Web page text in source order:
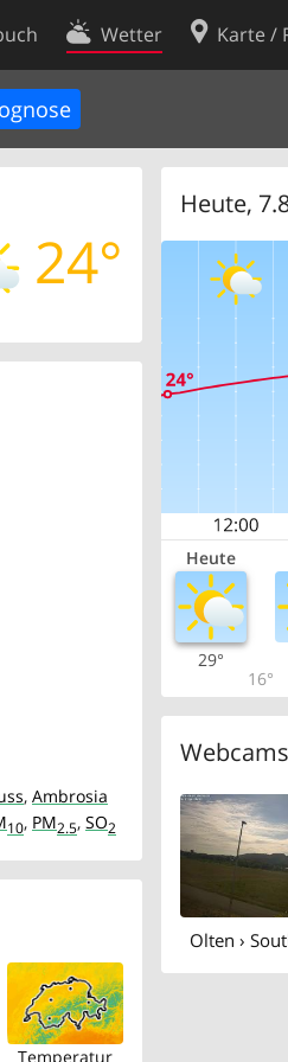
Wetter Karte /
24°
, Ambrosia
10, PM2.5, SO2
Temperatur
Heute,
Heute
29°
16°
Webcams
Kontakt
Nutzungsbedingungen